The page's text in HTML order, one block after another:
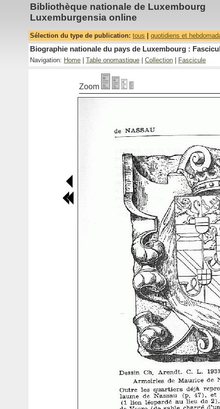
Bibliothèque nationale de Luxembourg
Luxemburgensia online
Sélection du type de publication: tous quotidiens et
Biographie nationale du pays de Luxembourg :
Navigation: Home Table onomastique Collection Fascicule
Zoom